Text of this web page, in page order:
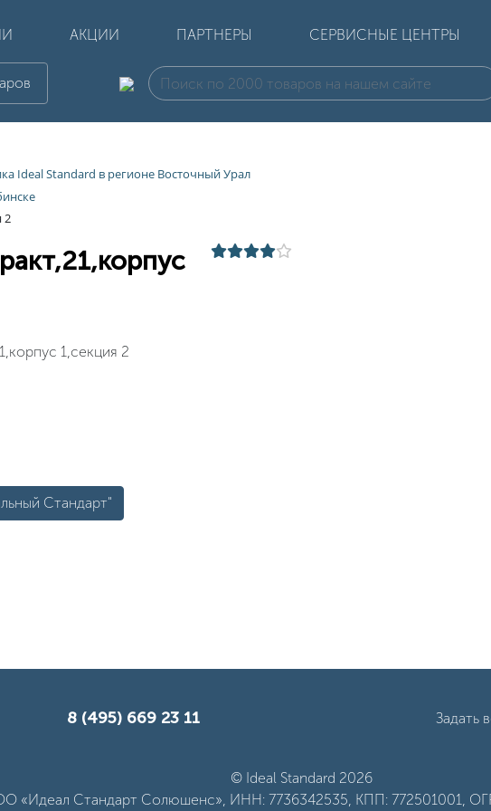
АКЦИИ ПАРТНЕРЫ СЕРВИСНЫЕ ЦЕНТРЫ
Ideal Standard в регионе Восточный Урал
2
1,секция 2
Стандарт"
8 (495) 669 23 11 Задать
© Ideal Standard 2026
«Идеал Стандарт Солюшенс», ИНН: 7736342535, КПП: 772501001,